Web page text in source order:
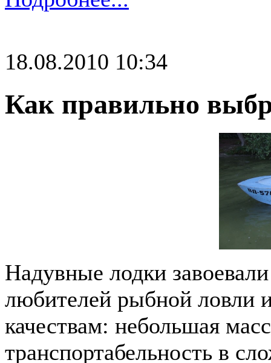
18.08.2010 10:34
Как правильно
Надувные лодки
любителей рыбной ловли
качествам: небольшая
транспортабельность в